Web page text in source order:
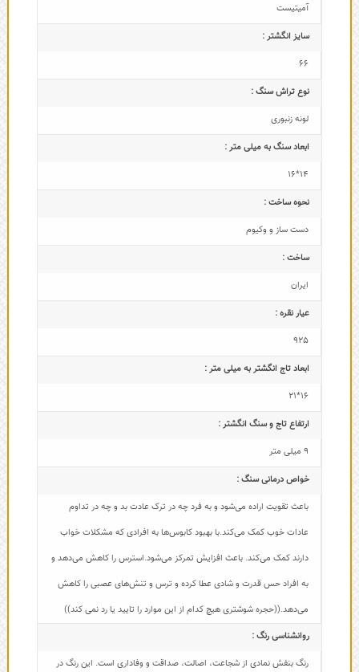
آمیتیست
سایز انگشتر :
66
نوع تراش سنگ :
لونه زنبوری
ابعاد سنگ به میلی متر :
14*16
نحوه ساخت :
دست ساز و وکیوم
ساخت :
ایران
عیار نقره :
925
ابعاد تاج‌ انگشتر به میلی متر :
16*21
ارتفاع تاج و سنگ انگشتر :
9 میلی متر
خواص درمانی سنگ :
باعث تقویت اراده می‌شود و به فرد چه در ترک عادت بد و چه در تداوم
عادات خوب کمک می‌کند.با بهبود کابوس‌ها به افرادی که مشکلات خواب
دارند کمک می‌کند. باعث افزایش تمرکز می‌شود.استرس را کاهش می‌دهد و
به افراد حس قدرت و شادی عطا کرده و ترس و تنش‌های عصبی را کاهش
می‌دهد.((حجره شوشتری هیچ کدام از این موارد را تایید یا رد نمی کند))
روانشناسی رنگ :
رنگ بنفش نمادی از شجاعت، اصالت، صداقت و وفاداری است. این رنگ در